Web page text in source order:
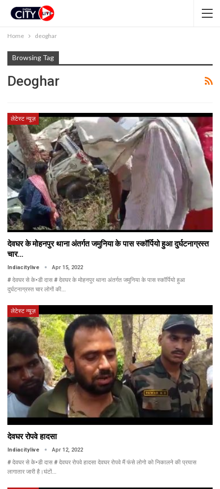
Home deoghar
Browsing Tag
Deoghar
लेटेस्ट न्यूज़
देवघर के मोहनपुर थाना अंतर्गत जमुनिया के पास स्कॉर्पियो हुआ दुर्घटनाग्रस्त
चार…
Indiacitylive Apr 15, 2022
# देवघर से के•डी दास # देवघर के मोहनपुर थाना अंतर्गत जमुनिया के पास स्कॉर्पियो हुआ
दुर्घटनाग्रस्त चार लोगों की…
लेटेस्ट न्यूज़
देवघर रोपवे हादसा
Indiacitylive Apr 12, 2022
# देवघर से के•डी दास # देवघर रोपवे हादसा देवघर रोपवे मैं फंसे लोगो को निकालने की प्रयास
लागातार जारी है।घंटों…